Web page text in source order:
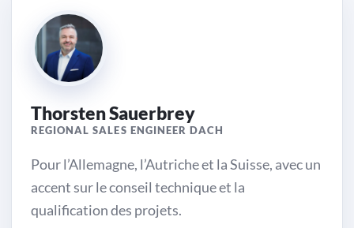
Thorsten Sauerbrey
REGIONAL SALES ENGINEER DACH
Pour l’Allemagne, l’Autriche et la Suisse, avec un
accent sur le conseil technique et la
qualification des projets.